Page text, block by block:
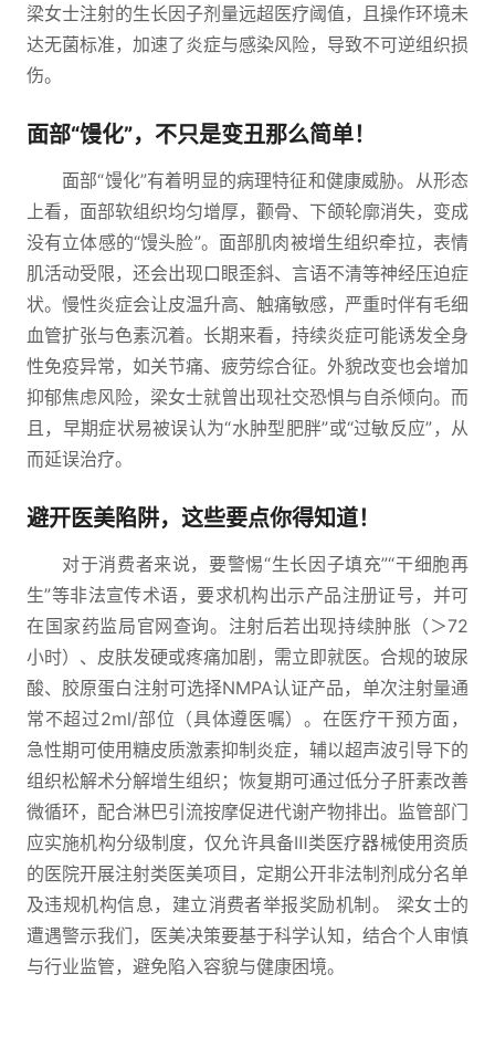
梁女士注射的生长因子剂量远超医疗阈值，且操作环境未
达无菌标准，加速了炎症与感染风险，导致不可逆组织损
伤。
面部“馒化”，不只是变丑那么简单！
面部“馒化”有着明显的病理特征和健康威胁。从形态
上看，面部软组织均匀增厚，颧骨、下颌轮廓消失，变成
没有立体感的“馒头脸”。面部肌肉被增生组织牵拉，表情
肌活动受限，还会出现口眼歪斜、言语不清等神经压迫症
状。慢性炎症会让皮温升高、触痛敏感，严重时伴有毛细
血管扩张与色素沉着。长期来看，持续炎症可能诱发全身
性免疫异常，如关节痛、疲劳综合征。外貌改变也会增加
抑郁焦虑风险，梁女士就曾出现社交恐惧与自杀倾向。而
且，早期症状易被误认为“水肿型肥胖”或“过敏反应”，从
而延误治疗。
避开医美陷阱，这些要点你得知道！
对于消费者来说，要警惕“生长因子填充”“干细胞再
生”等非法宣传术语，要求机构出示产品注册证号，并可
在国家药监局官网查询。注射后若出现持续肿胀（＞72
小时）、皮肤发硬或疼痛加剧，需立即就医。合规的玻尿
酸、胶原蛋白注射可选择NMPA认证产品，单次注射量通
常不超过2ml/部位（具体遵医嘱）。在医疗干预方面，
急性期可使用糖皮质激素抑制炎症，辅以超声波引导下的
组织松解术分解增生组织；恢复期可通过低分子肝素改善
微循环，配合淋巴引流按摩促进代谢产物排出。监管部门
应实施机构分级制度，仅允许具备Ⅲ类医疗器械使用资质
的医院开展注射类医美项目，定期公开非法制剂成分名单
及违规机构信息，建立消费者举报奖励机制。 梁女士的
遭遇警示我们，医美决策要基于科学认知，结合个人审慎
与行业监管，避免陷入容貌与健康困境。